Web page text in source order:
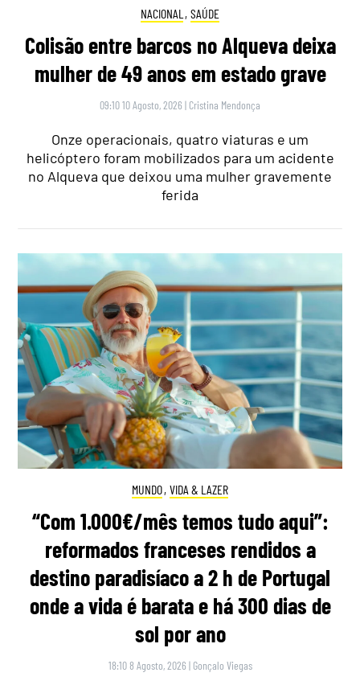
NACIONAL , SAÚDE
Colisão entre barcos no Alqueva deixa
mulher de 49 anos em estado grave
09:10 10 Agosto, 2026 | Cristina Mendonça
Onze operacionais, quatro viaturas e um
helicóptero foram mobilizados para um acidente
no Alqueva que deixou uma mulher gravemente
ferida
MUNDO, VIDA & LAZER
“Com 1.000€/mês temos tudo aqui”:
reformados franceses rendidos a
destino paradisíaco a 2 h de Portugal
onde a vida é barata e há 300 dias de
sol por ano
18:10 8 Agosto, 2026 | Gonçalo Viegas